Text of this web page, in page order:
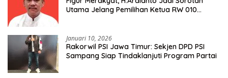
Utama Jelang Pemilihan Ketua RW 010
Januari 10, 2026
Rakorwil PSI Jawa Timur: Sekjen DPD PSI
Sampang Siap Tindaklanjuti Program Partai